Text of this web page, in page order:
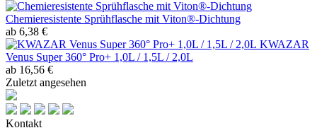
Chemieresistente Sprühflasche mit Viton®-Dichtung
ab 6,38 €
KWAZAR
Venus Super 360° Pro+ 1,0L / 1,5L / 2,0L
ab 16,56 €
Zuletzt angesehen
Kontakt